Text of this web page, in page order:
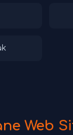
Web